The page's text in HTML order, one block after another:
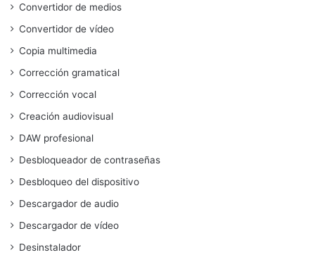
Convertidor de medios
Convertidor de vídeo
Copia multimedia
Corrección gramatical
Corrección vocal
Creación audiovisual
DAW profesional
Desbloqueador de contraseñas
Desbloqueo del dispositivo
Descargador de audio
Descargador de vídeo
Desinstalador